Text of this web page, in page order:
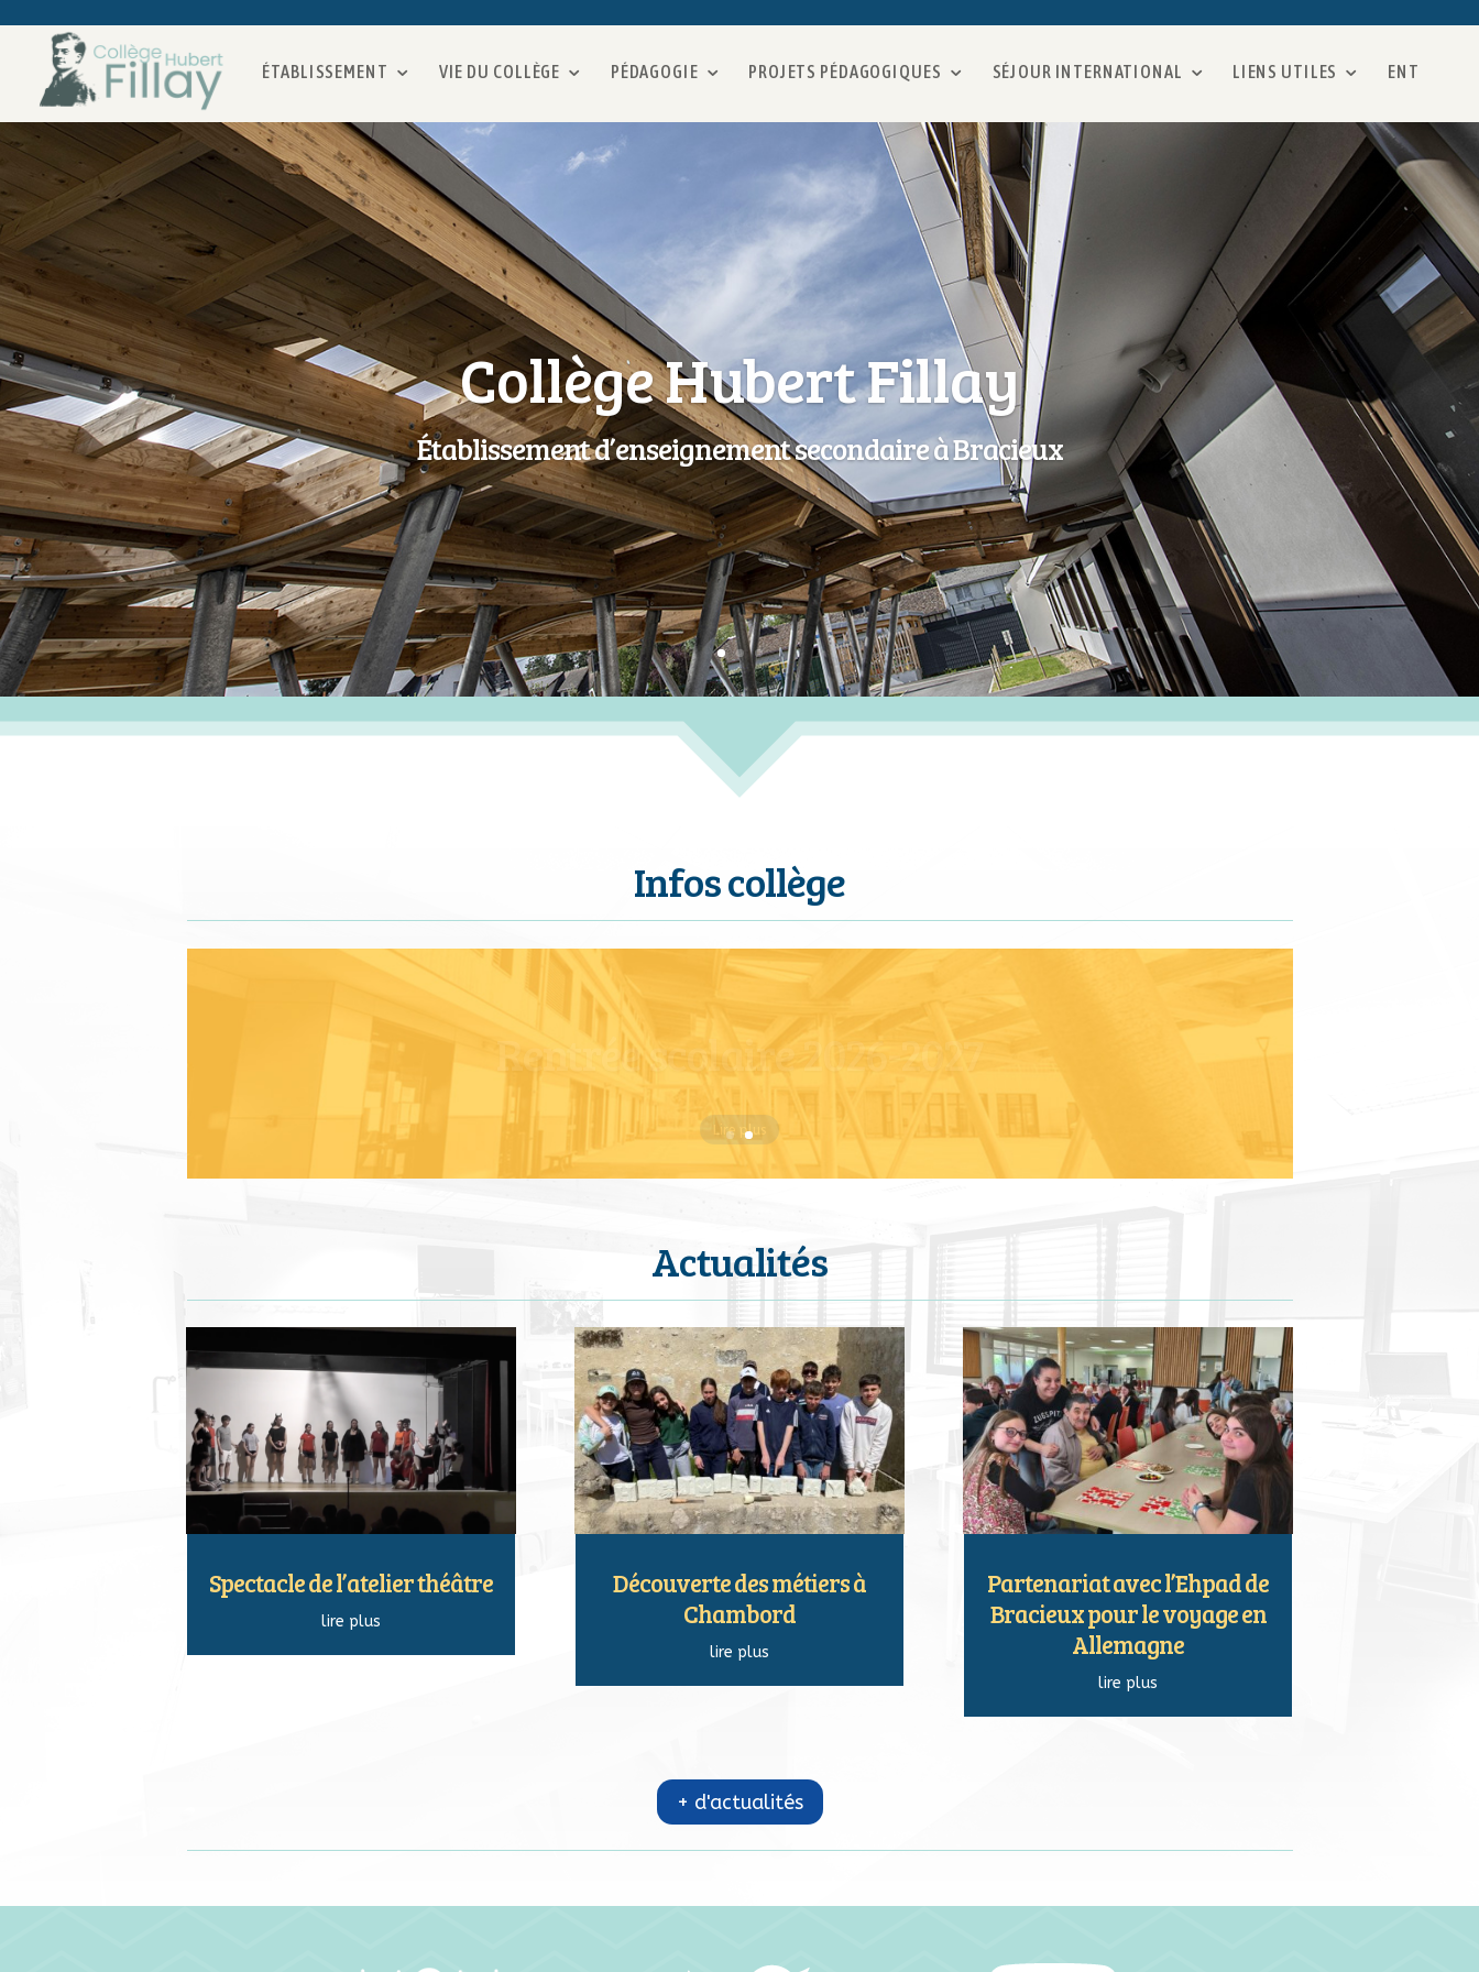
ÉTABLISSEMENT VIE DU COLLÈGE PÉDAGOGIE PROJETS PÉDAGOGIQUES SÉJOUR INTERNATIONAL LIENS UTILES ENT
Collège Hubert Fillay
Établissement d’enseignement secondaire à Bracieux
Infos collège
Rentrée scolaire 2026-2027
Lire plus
Actualités
Spectacle de l’atelier théâtre
lire plus
Découverte des métiers à
Chambord
lire plus
Partenariat avec l’Ehpad de
Bracieux pour le voyage en
Allemagne
lire plus
+ d'actualités